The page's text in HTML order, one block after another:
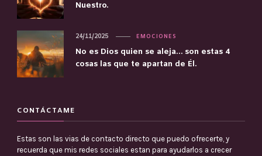
Nuestro.
EMOCIONES
No es Dios quien se aleja… son estas 4
cosas las que te apartan de Él.
24/11/2025
CONTÁCTAME
Estas son las vias de contacto directo que puedo ofrecerte, y
recuerda que mis redes sociales estan para ayudarlos a crecer